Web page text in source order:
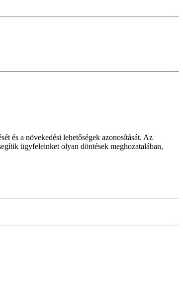
és a növekedési lehetőségek azonosítását. Az
ügyfeleinket olyan döntések meghozatalában,